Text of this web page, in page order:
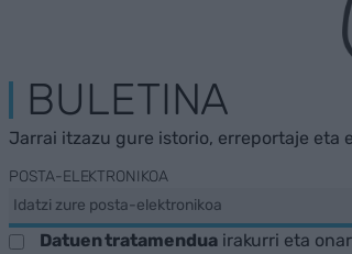
BULETINA
Jarrai itzazu gure istorio, erreportaje eta
POSTA-ELEKTRONIKOA
Datuen tratamenduairakurri eta